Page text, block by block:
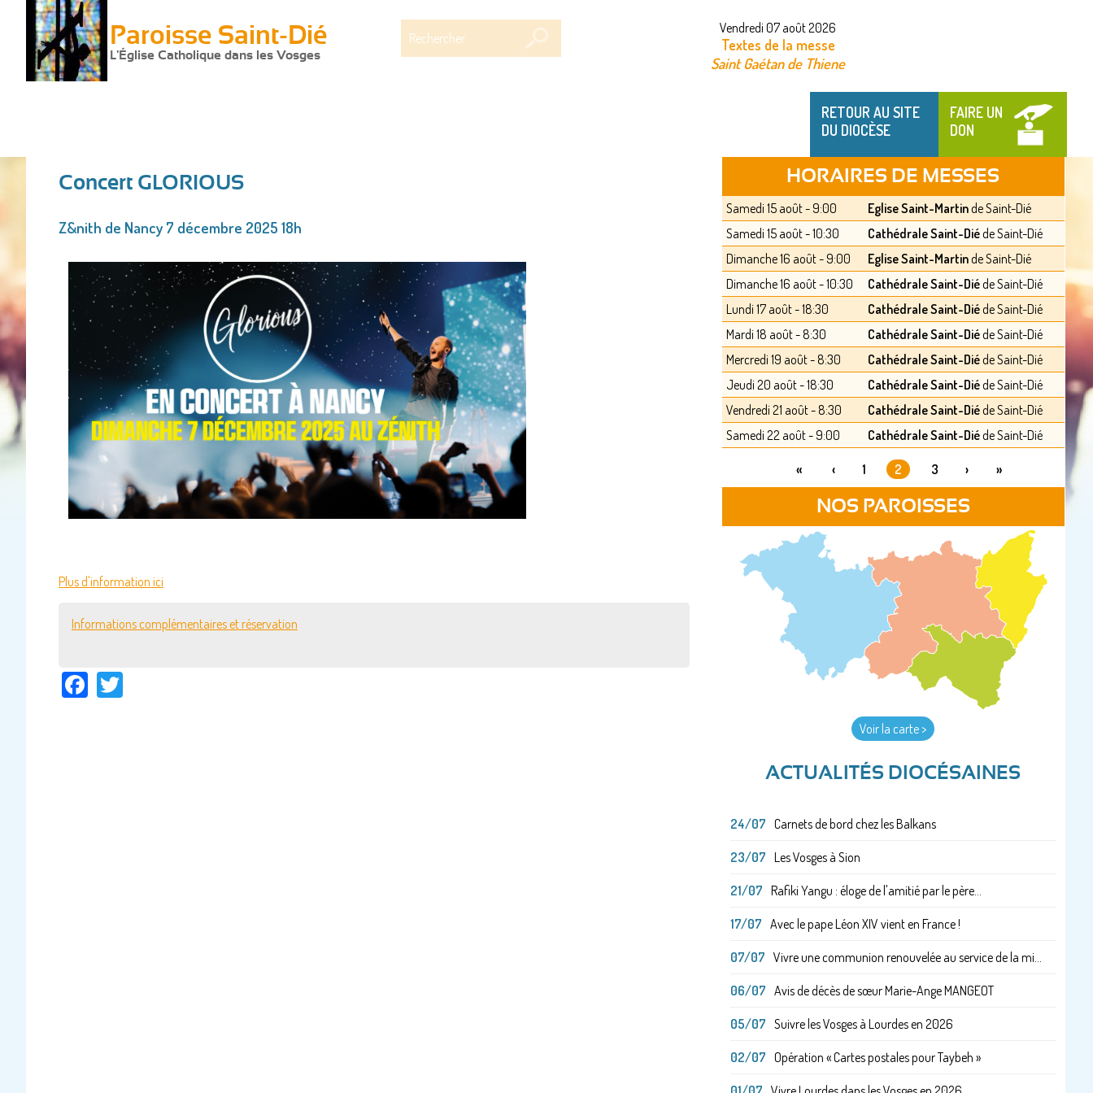
Paroisse Saint-Dié
L'Église Catholique dans les Vosges
Vendredi 07 août 2026
Textes de la messe
Saint Gaétan de Thiene
RETOUR AU SITE
DU DIOCÈSE
FAIRE UN
DON
êtes
ici
Concert GLORIOUS
Z&nith de Nancy 7 décembre 2025 18h
Plus d'information ici
Informations complémentaires et réservation
Facebook
HORAIRES DE MESSES
Samedi 15 août - 9:00 Eglise Saint-Martinde Saint-Dié
Samedi 15 août - 10:30
Cathédrale Saint-Diéde Saint-Dié
Dimanche 16 août - 9:00
Eglise Saint-Martinde Saint-Dié
Dimanche 16 août - 10:30
Cathédrale Saint-Diéde Saint-Dié
Lundi 17 août - 18:30
Cathédrale Saint-Diéde Saint-Dié
Mardi 18 août - 8:30
Cathédrale Saint-Diéde Saint-Dié
Mercredi 19 août - 8:30
Cathédrale Saint-Diéde Saint-Dié
Jeudi 20 août - 18:30
Cathédrale Saint-Diéde Saint-Dié
Vendredi 21 août - 8:30
Cathédrale Saint-Diéde Saint-Dié
Samedi 22 août - 9:00
Cathédrale Saint-Diéde Saint-Dié
« ‹ 1 2 3 › »
NOS PAROISSES
Voir la carte >
ACTUALITÉS DIOCÉSAINES
24/07 Carnets de bord chez les Balkans
23/07 Les Vosges à Sion
21/07 Rafiki Yangu : éloge de l'amitié par le père...
17/07 Avec le pape Léon XIV vient en France !
07/07 Vivre une communion renouvelée au service de la mi...
06/07 Avis de décès de sœur Marie-Ange MANGEOT
05/07 Suivre les Vosges à Lourdes en 2026
02/07 Opération « Cartes postales pour Taybeh »